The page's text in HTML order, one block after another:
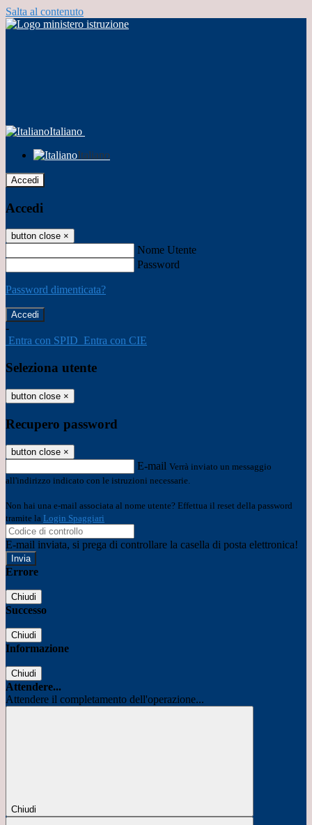
Salta al contenuto
Italiano
Italiano
Accedi
Accedi
button close ×
Nome Utente
Password
Password dimenticata?
-
Entra con SPID Entra con CIE
Seleziona utente
button close ×
Recupero password
button close ×
E-mail Verrà inviato un messaggio
all'indirizzo indicato con le istruzioni necessarie.
Non hai una e-mail associata al nome utente? Effettua il reset della password
tramite la Login Spaggiari
E-mail inviata, si prega di controllare la casella di posta elettronica!
Errore
Chiudi
Successo
Chiudi
Informazione
Chiudi
Attendere...
Attendere il completamento dell'operazione...
Chiudi